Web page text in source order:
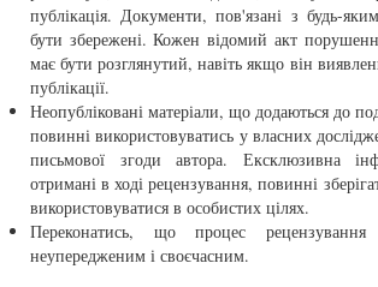
публікація. Документи, пов'язані з будь-
бути збережені. Кожен відомий акт
має бути розглянутий, навіть якщо він
публікації.
Неопубліковані матеріали, що додаються до
повинні використовуватись у власних
письмової згоди автора. Ексклюзивна
отримані в ході рецензування, повинні
використовуватися в особистих цілях.
Переконатись, що процес
неупередженим і своєчасним.